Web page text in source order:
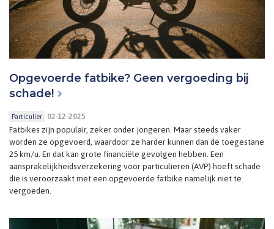
Opgevoerde fatbike? Geen vergoeding bij
schade!
Particulier 02-12-2025
Fatbikes zijn populair, zeker onder jongeren. Maar steeds vaker
worden ze opgevoerd, waardoor ze harder kunnen dan de toegestane
25 km/u. En dat kan grote financiële gevolgen hebben. Een
aansprakelijkheidsverzekering voor particulieren (AVP) hoeft schade
die is veroorzaakt met een opgevoerde fatbike namelijk niet te
vergoeden.